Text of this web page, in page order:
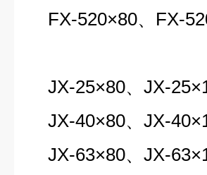
FX-520×80、FX-
JX-25×80、JX-
JX-40×80、JX-
JX-63×80、JX-